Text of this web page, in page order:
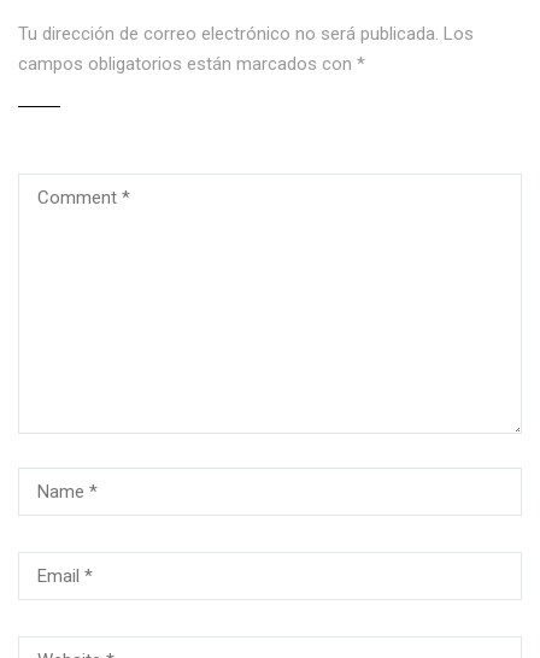
Tu dirección de correo electrónico no será publicada. Los
campos obligatorios están marcados con *